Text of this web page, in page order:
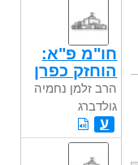
חו"מ פ"א:
הוחזק כפרן
הרב זלמן נחמיה
גולדברג
ע